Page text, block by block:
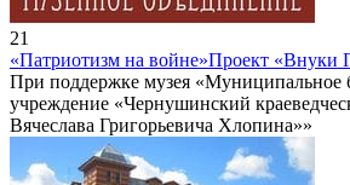
21
«Патриотизм на войне»Проект «Внуки
При поддержке музея «Муниципальное
учреждение «Чернушинский
Вячеслава Григорьевича Хлопина»»